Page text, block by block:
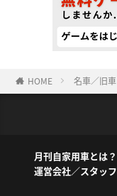
HOME 名車／旧車
月刊自家用車とは？
運営会社／スタッフ